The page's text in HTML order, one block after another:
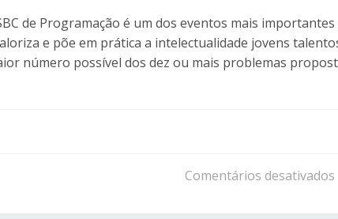
de Programação é um dos eventos mais
e põe em prática a intelectualidade jovens
número possível dos dez ou mais problemas
de
Comentários desativados